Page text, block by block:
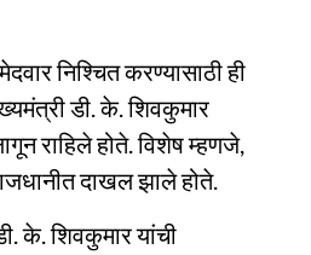
निश्चित करण्यासाठी ही
डी. के. शिवकुमार
राहिले होते. विशेष म्हणजे,
दाखल झाले होते.
के. शिवकुमार यांची